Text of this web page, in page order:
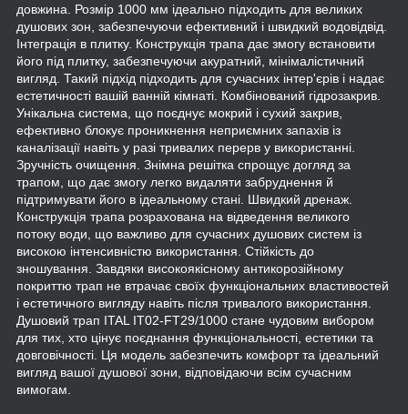
довжина. Розмір 1000 мм ідеально підходить для великих
душових зон, забезпечуючи ефективний і швидкий водовідвід.
Інтеграція в плитку. Конструкція трапа дає змогу встановити
його під плитку, забезпечуючи акуратний, мінімалістичний
вигляд. Такий підхід підходить для сучасних інтер'єрів і надає
естетичності вашій ванній кімнаті. Комбінований гідрозакрив.
Унікальна система, що поєднує мокрий і сухий закрив,
ефективно блокує проникнення неприємних запахів із
каналізації навіть у разі тривалих перерв у використанні.
Зручність очищення. Знімна решітка спрощує догляд за
трапом, що дає змогу легко видаляти забруднення й
підтримувати його в ідеальному стані. Швидкий дренаж.
Конструкція трапа розрахована на відведення великого
потоку води, що важливо для сучасних душових систем із
високою інтенсивністю використання. Стійкість до
зношування. Завдяки високоякісному антикорозійному
покриттю трап не втрачає своїх функціональних властивостей
і естетичного вигляду навіть після тривалого використання.
Душовий трап ITAL IT02-FT29/1000 стане чудовим вибором
для тих, хто цінує поєднання функціональності, естетики та
довговічності. Ця модель забезпечить комфорт та ідеальний
вигляд вашої душової зони, відповідаючи всім сучасним
вимогам.